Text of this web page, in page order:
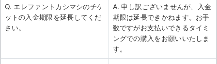
Q. エレファントカシマシのチケ
ットの入金期限を延長してくだ
さい。
A. 申し訳ございませんが、入金
期限は延長できかねます。お手
数ですがお支払いできるタイミ
ングでの購入をお願いいたしま
す。